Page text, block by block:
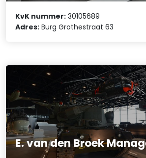
KvK nummer: 30105689
Adres: Burg Grothestraat 63
E. van den Broek